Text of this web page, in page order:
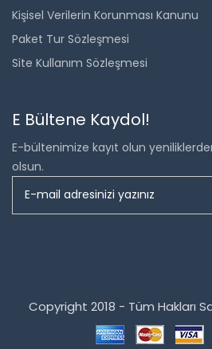
Kişisel Verilerin Korunması Kanunu
Paket Tur Sözleşmesi
Site Kullanım Sözleşmesi
E Bültene Kaydol!
E-bültenimize kayıt olun
olsun.
Copyright 2018 - Tüm Hakları